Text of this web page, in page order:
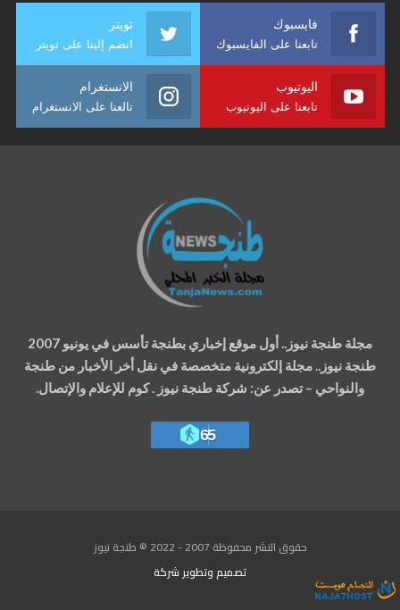
فايسبوك
تابعنا على الفايسبوك
تويتر
انضم إلينا على تويتر
اليوتيوب
تابعنا على اليوتيوب
الانستغرام
تالعنا على الانستغرام
مجلة طنجة نيوز.. أول موقع إخباري بطنجة تأسس في يونيو 2007
طنجة نيوز.. مجلة إلكترونية متخصصة في نقل أخر الأخبار من طنجة
والنواحي – تصدر عن: شركة طنجة نيوز . كوم للإعلام والإتصال.
65
حقوق النشر محفوظة 2007 - 2022 © طنجة نيوز
تصميم وتطوير شركة